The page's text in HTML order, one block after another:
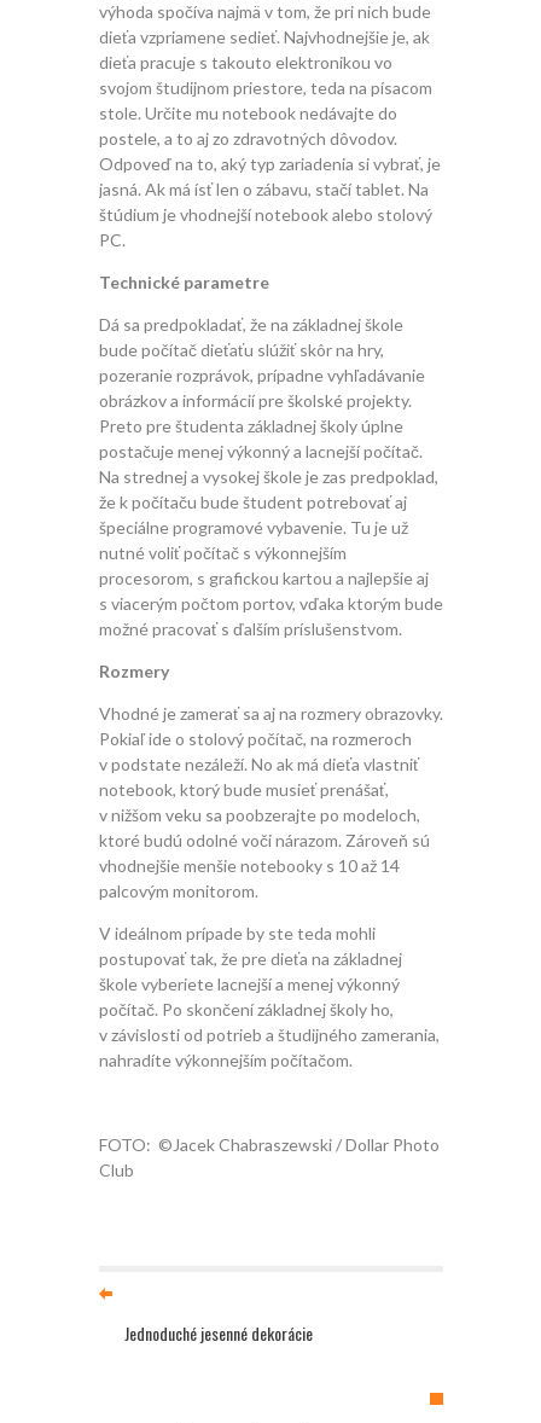
výhoda spočíva najmä v tom, že pri nich bude
dieťa vzpriamene sedieť. Najvhodnejšie je, ak
dieťa pracuje s takouto elektronikou vo
svojom študijnom priestore, teda na písacom
stole. Určite mu notebook nedávajte do
postele, a to aj zo zdravotných dôvodov.
Odpoveď na to, aký typ zariadenia si vybrať, je
jasná. Ak má ísť len o zábavu, stačí tablet. Na
štúdium je vhodnejší notebook alebo stolový
PC.
Technické parametre
Dá sa predpokladať, že na základnej škole
bude počítač dieťaťu slúžiť skôr na hry,
pozeranie rozprávok, prípadne vyhľadávanie
obrázkov a informácií pre školské projekty.
Preto pre študenta základnej školy úplne
postačuje menej výkonný a lacnejší počítač.
Na strednej a vysokej škole je zas predpoklad,
že k počítaču bude študent potrebovať aj
špeciálne programové vybavenie. Tu je už
nutné voliť počítač s výkonnejším
procesorom, s grafickou kartou a najlepšie aj
s viacerým počtom portov, vďaka ktorým bude
možné pracovať s ďalším príslušenstvom.
Rozmery
Vhodné je zamerať sa aj na rozmery obrazovky.
Pokiaľ ide o stolový počítač, na rozmeroch
v podstate nezáleží. No ak má dieťa vlastniť
notebook, ktorý bude musieť prenášať,
v nižšom veku sa poobzerajte po modeloch,
ktoré budú odolné voči nárazom. Zároveň sú
vhodnejšie menšie notebooky s 10 až 14
palcovým monitorom.
V ideálnom prípade by ste teda mohli
postupovať tak, že pre dieťa na základnej
škole vyberiete lacnejší a menej výkonný
počítač. Po skončení základnej školy ho,
v závislosti od potrieb a študijného zamerania,
nahradíte výkonnejším počítačom.
FOTO: ©Jacek Chabraszewski / Dollar Photo
Club
Jednoduché jesenné dekorácie